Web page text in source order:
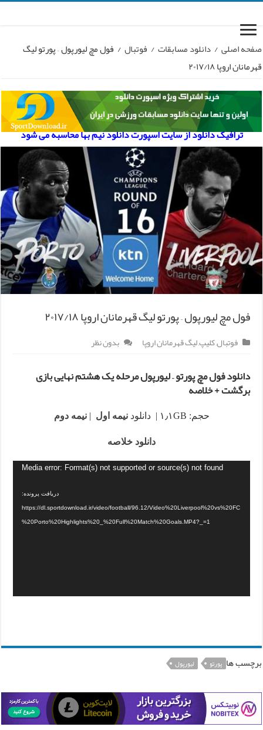
صفحه اصلی / دانلود مسابقات / فوتبال / فول مچ لیورپول – پورتو لیگ
قهرمانان اروپا ۲۰۱۷/۱۸
ترافیک دانلود از سایت اسپورت دانلود نیم بها محاسبه می شود
فول مچ لیورپول – پورتو لیگ قهرمانان اروپا ۲۰۱۷/۱۸
فوتبال,کلیپ,لیگ قهرمانان اروپا بدون نظر
دانلود فول مچ پورتو – لیورپول مرحله یک هشتم نهایی بازی
برگشت + خلاصه
حجم: ۱٫۱GB | دانلود نیمه اول |نیمه دوم
دانلود خلاصه
Media error: Format(s) not supported or source(s) not found
دریافت پرونده:
https://dl.sportdownload.ir/video/football/96.12/Video%20Liverpool%20vs%20FC
%20Porto%20Highlights%20_%20Full%20Match%20Goals.MP4?_=1
برچسب ها پورتو لیورپول